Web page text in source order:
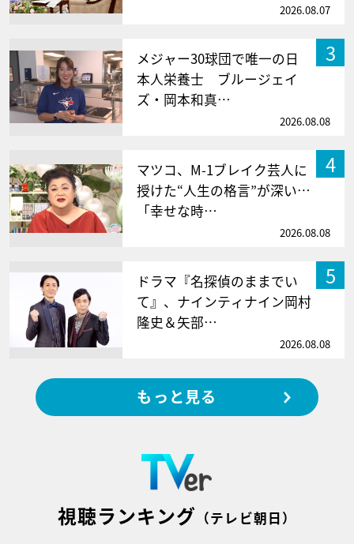
2026.08.07
3
メジャー30球団で唯一の日
本人栄養士 ブルージェイ
ズ・岡本和真…
2026.08.08
4
マツコ、M-1ブレイク芸人に
授けた“人生の格言”が深い…
「幸せな時…
2026.08.08
5
ドラマ『名探偵のままでい
て』、ナインティナイン岡村
隆史＆矢部…
2026.08.08
もっと見る
視聴ランキング （テレビ朝日）